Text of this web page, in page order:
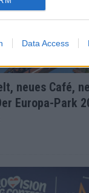
Data Access
neues Café,
Europa-Park